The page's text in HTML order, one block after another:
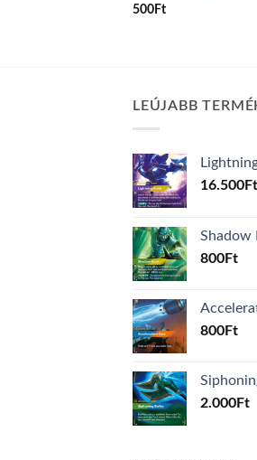
500Ft
LEÚJABB
16.500Ft
Shadow
800Ft
800Ft
2.000Ft